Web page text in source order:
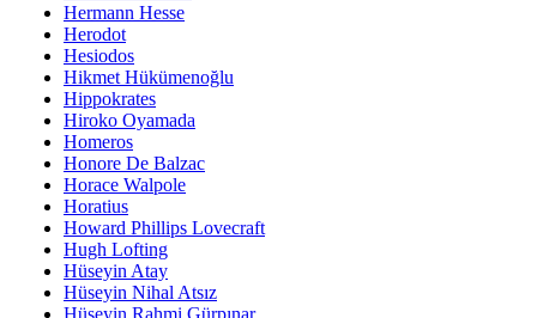
Hermann Hesse
Herodot
Hesiodos
Hikmet Hükümenoğlu
Hippokrates
Hiroko Oyamada
Homeros
Honore De Balzac
Horace Walpole
Horatius
Howard Phillips Lovecraft
Hugh Lofting
Hüseyin Atay
Hüseyin Nihal Atsız